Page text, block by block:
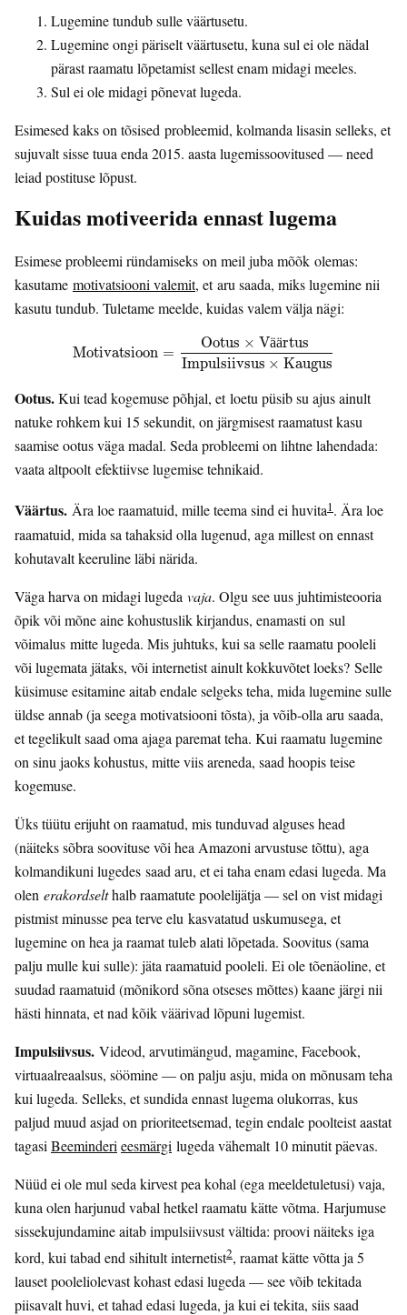
Lugemine tundub sulle väärtusetu.
Lugemine ongi päriselt väärtusetu, kuna sul ei ole nädal
pärast raamatu lõpetamist sellest enam midagi meeles.
Sul ei ole midagi põnevat lugeda.
Esimesed kaks on tõsised probleemid, kolmanda lisasin selleks, et
sujuvalt sisse tuua enda 2015. aasta lugemissoovitused — need
leiad postituse lõpust.
Kuidas motiveerida ennast lugema
Esimese probleemi ründamiseks on meil juba mõõk olemas:
kasutame motivatsiooni valemit, et aru saada, miks lugemine nii
kasutu tundub. Tuletame meelde, kuidas valem välja nägi:
Motivatsioon =
Ootus × Väärtus
Impulsiivsus × Kaugus
Motivatsioon=Oo us×VäärtusImpulsiivsus×K
Ootus.Kui tead kogemuse põhjal, et loetu püsib su ajus ainult
natuke rohkem kui 15 sekundit, on järgmisest raamatust kasu
saamise ootus väga madal. Seda probleemi on lihtne lahendada:
vaata altpoolt efektiivse lugemise tehnikaid.
Väärtus. Ära loe raamatuid, mille teema sind ei huvita1 . Ära loe
raamatuid, mida sa tahaksid olla lugenud, aga millest on ennast
kohutavalt keeruline läbi närida.
Väga harva on midagi lugeda vaja. Olgu see uus juhtimisteooria
õpik või mõne aine kohustuslik kirjandus, enamasti on sul
võimalus mitte lugeda. Mis juhtuks, kui sa selle raamatu pooleli
või lugemata jätaks, või internetist ainult kokkuvõtet loeks? Selle
küsimuse esitamine aitab endale selgeks teha, mida lugemine sulle
üldse annab (ja seega motivatsiooni tõsta), ja võib-olla aru saada,
et tegelikult saad oma ajaga paremat teha. Kui raamatu lugemine
on sinu jaoks kohustus, mitte viis areneda, saad hoopis teise
kogemuse.
Üks tüütu erijuht on raamatud, mis tunduvad alguses head
(näiteks sõbra soovituse või hea Amazoni arvustuse tõttu), aga
kolmandikuni lugedes saad aru, et ei taha enam edasi lugeda. Ma
olen erakordselthalb raamatute poolelijätja — sel on vist midagi
pistmist minusse pea terve elu kasvatatud uskumusega, et
lugemine on hea ja raamat tuleb alati lõpetada. Soovitus (sama
palju mulle kui sulle): jäta raamatuid pooleli. Ei ole tõenäoline, et
suudad raamatuid (mõnikord sõna otseses mõttes) kaane järgi nii
hästi hinnata, et nad kõik väärivad lõpuni lugemist.
Impulsiivsus. Videod, arvutimängud, magamine, Facebook,
virtuaalreaalsus, söömine — on palju asju, mida on mõnusam teha
kui lugeda. Selleks, et sundida ennast lugema olukorras, kus
paljud muud asjad on prioriteetsemad, tegin endale poolteist aastat
tagasi Beeminderi eesmärgi lugeda vähemalt 10 minutit päevas.
Nüüd ei ole mul seda kirvest pea kohal (ega meeldetuletusi) vaja,
kuna olen harjunud vabal hetkel raamatu kätte võtma. Harjumuse
sissekujundamine aitab impulsiivsust vältida: proovi näiteks iga
kord, kui tabad end sihitult internetist2, raamat kätte võtta ja 5
lauset pooleliolevast kohast edasi lugeda — see võib tekitada
piisavalt huvi, et tahad edasi lugeda, ja kui ei tekita, siis saad